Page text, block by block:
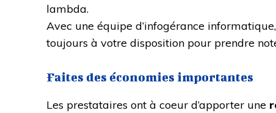
lambda.
Avec une équipe d’infogérance
toujours à votre disposition pour prendre
Faites des économies importantes
Les prestataires ont à coeur d’apporter une